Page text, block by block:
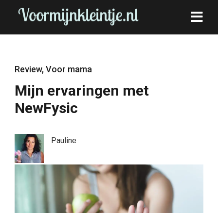
Review,Voor mama
Mijn ervaringen met
NewFysic
Pauline